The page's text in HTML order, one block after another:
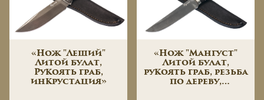
«Нож "Леший"
Литой булат,
Рукоять граб,
инкрустация»
«Нож "Мангуст"
Литой булат,
рукоять граб, резьба
по дереву,